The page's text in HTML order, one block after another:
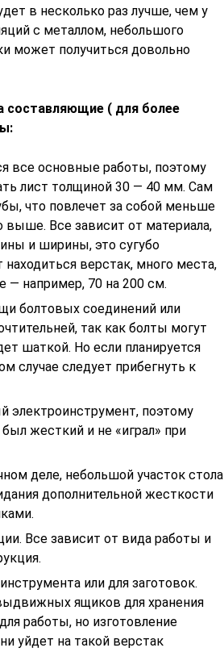
в несколько раз лучше, чем у
с металлом, небольшого
может получиться довольно
составляющие ( для более
все основные работы, поэтому
лист толщиной 30 — 40 мм. Сам
что повлечет за собой меньше
выше. Все зависит от материала,
и ширины, это сугубо
верстак, много места,
— например, 70 на 200 см.
болтовых соединений или
так как болты могут
шаткой. Но если планируется
случае следует прибегнуть к
электроинструмент, поэтому
жесткий и не «играл» при
деле, небольшой участок стола
дополнительной жесткости
Все зависит от вида работы и
или для заготовок.
ящиков для хранения
работы, но изготовление
уйдет на такой верстак